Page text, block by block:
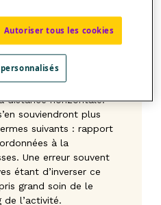
saisissent bien
le rapport de la
distance horizontale.
souviendront plus
suivants : rapport
à la
Une erreur souvent
étant d’inverser ce
grand soin de le
l’activité.
Autoriser tous les cookies